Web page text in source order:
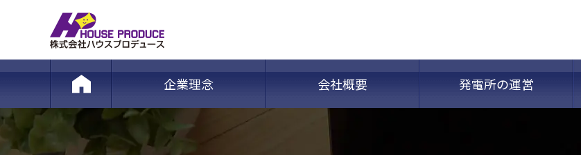
企業理念 会社概要 発電所の運営